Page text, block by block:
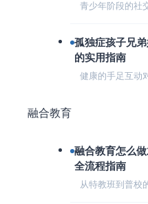
青少年阶段的社
孤独症孩子兄
的实用指南
健康的手足互动
融合教育
融合教育怎么
全流程指南
从特教班到普校